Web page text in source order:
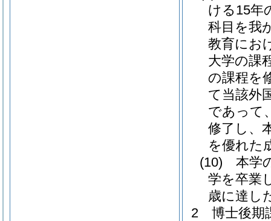
ける15年
科目を我
教育にお
大学の課
の課程を
て当該外
であって
修了し、
を優れた
(10)
本学
学を卒業
歳に達し
2
博士後期